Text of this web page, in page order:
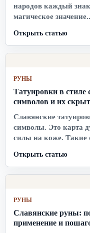
народов каждый
магическое
Открыть статью
РУНЫ
Татуировки в стиле
символов и их
Славянские
символы. Это карта
силы на коже. Такие
Открыть статью
РУНЫ
Славянские руны:
применение и